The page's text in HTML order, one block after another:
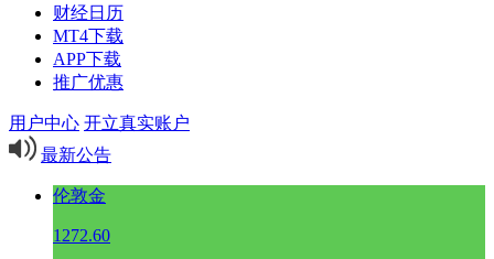
财经日历
MT4下载
APP下载
推广优惠
用户中心 开立真实账户
最新公告
伦敦金
1272.60